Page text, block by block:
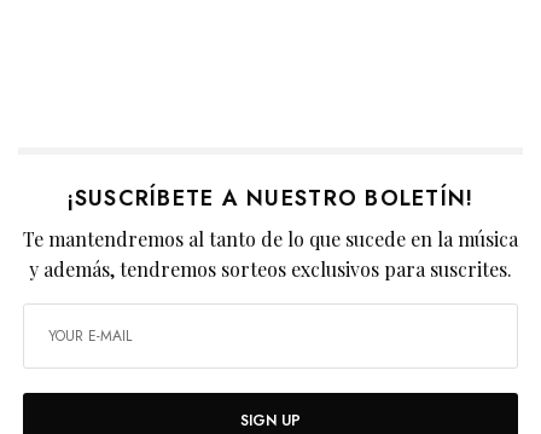
¡SUSCRÍBETE A NUESTRO BOLETÍN!
Te mantendremos al tanto de lo que sucede en la música
y además, tendremos sorteos exclusivos para suscrites.
SIGN UP